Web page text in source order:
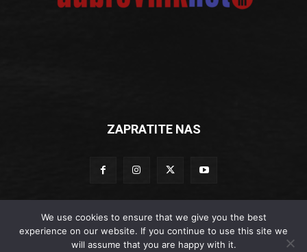
ZAPRATITE NAS
© Dubrovniknet.hr 2019
We use cookies to ensure that we give you the best
experience on our website. If you continue to use this site we
will assume that you are happy with it.